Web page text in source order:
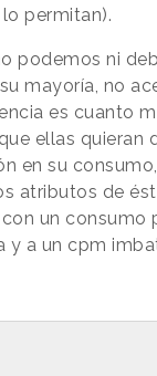
permitan).
podemos ni
mayoría, no
es cuanto
ellas quieran
en su
atributos de
un consumo
y a un cpm